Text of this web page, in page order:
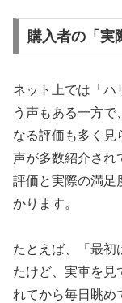
購入者の「実
ネット上では「ハ
う声もある一方
なる評価も多く見
声が多数紹介され
評価と実際の満足
かります。
たとえば、「最初
たけど、実車を見
れてから毎日眺め